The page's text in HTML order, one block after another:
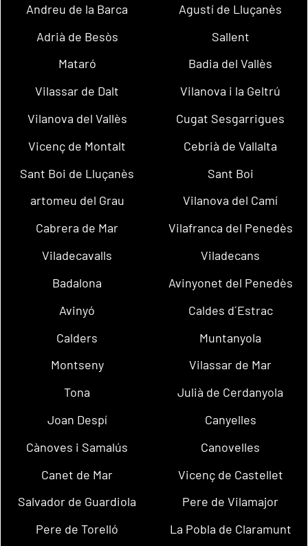
Andreu de la Barca
Agustí de Lluçanès
Adrià de Besòs
Sallent
Mataró
Badia del Vallès
Vilassar de Dalt
Vilanova i la Geltrú
Vilanova del Vallès
Cugat Sesgarrigues
Vicenç de Montalt
Cebrià de Vallalta
Sant Boi de Lluçanès
Sant Boi
artomeu del Grau
Vilanova del Camí
Cabrera de Mar
Vilafranca del Penedès
Viladecavalls
Viladecans
Badalona
Avinyonet del Penedès
Avinyó
Caldes d´Estrac
Calders
Muntanyola
Montseny
Vilassar de Mar
Tona
Julià de Cerdanyola
Joan Despí
Canyelles
Cànoves i Samalús
Canovelles
Canet de Mar
Vicenç de Castellet
Salvador de Guardiola
Pere de Vilamajor
Pere de Torelló
La Pobla de Claramunt